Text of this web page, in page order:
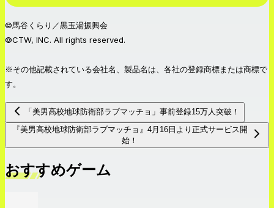
©馬谷くらり／黒玉湯振興会
©CTW, INC. All rights reserved.
※その他記載されている会社名、製品名は、各社の登録商標または商標で
す。
「美男高校地球防衛部ラブマッチョ」事前登録15万人突破！
『美男高校地球防衛部ラブマッチョ』4月16日より正式サービス開
始！
おすすめゲーム